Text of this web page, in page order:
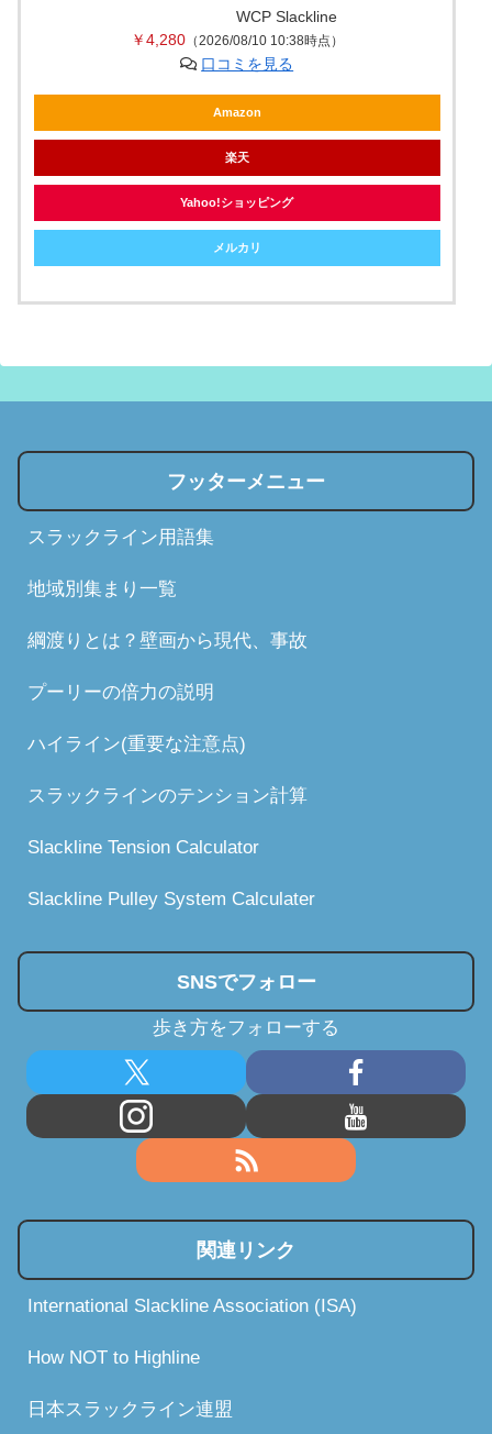
WCP Slackline
￥4,280（2026/08/10 10:38時点）
口コミを見る
Amazon
楽天
Yahoo!ショッピング
メルカリ
フッターメニュー
スラックライン用語集
地域別集まり一覧
綱渡りとは？壁画から現代、事故
プーリーの倍力の説明
ハイライン(重要な注意点)
スラックラインのテンション計算
Slackline Tension Calculator
Slackline Pulley System Calculater
SNSでフォロー
歩き方をフォローする
関連リンク
International Slackline Association (ISA)
How NOT to Highline
日本スラックライン連盟